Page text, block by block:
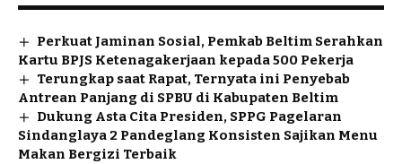
Perkuat Jaminan Sosial, Pemkab Beltim Serahkan
Kartu BPJS Ketenagakerjaan kepada 500 Pekerja
Terungkap saat Rapat, Ternyata ini Penyebab
Antrean Panjang di SPBU di Kabupaten Beltim
Dukung Asta Cita Presiden, SPPG Pagelaran
Sindanglaya 2 Pandeglang Konsisten Sajikan Menu
Makan Bergizi Terbaik